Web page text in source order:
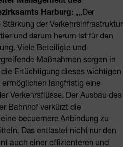
Harburg: „„Der
der Verkehrsinfrastruktur
und darum herum ist für den
Viele Beteiligte und
Maßnahmen sorgen in
Ertüchtigung dieses wichtigen
langfristig eine
Verkehrsflüsse. Der Ausbau des
Bahnhof verkürzt die
bequemere Anbindung zu
Das entlastet nicht nur den
auch einer effizienteren und